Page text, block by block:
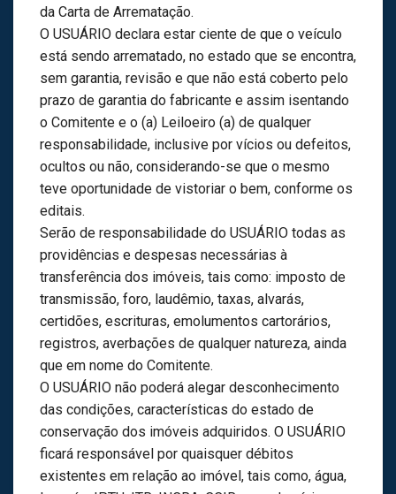
da Carta de Arrematação.
O USUÁRIO declara estar ciente de que o veículo
está sendo arrematado, no estado que se encontra,
sem garantia, revisão e que não está coberto pelo
prazo de garantia do fabricante e assim isentando
o Comitente e o (a) Leiloeiro (a) de qualquer
responsabilidade, inclusive por vícios ou defeitos,
ocultos ou não, considerando-se que o mesmo
teve oportunidade de vistoriar o bem, conforme os
editais.
Serão de responsabilidade do USUÁRIO todas as
providências e despesas necessárias à
transferência dos imóveis, tais como: imposto de
transmissão, foro, laudêmio, taxas, alvarás,
certidões, escrituras, emolumentos cartorários,
registros, averbações de qualquer natureza, ainda
que em nome do Comitente.
O USUÁRIO não poderá alegar desconhecimento
das condições, características do estado de
conservação dos imóveis adquiridos. O USUÁRIO
ficará responsável por quaisquer débitos
existentes em relação ao imóvel, tais como, água,